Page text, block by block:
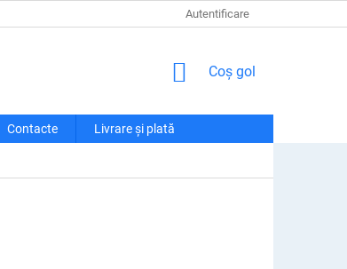
LIVRARE ȘI PLATĂ RECLAMAȚII ȘI
Autentificare
COŞ
CUMPĂRĂTURI
Coş gol
Contacte Livrare și plată